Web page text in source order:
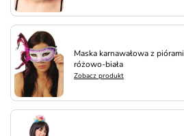
Maska karnawałowa z piórami
różowo-biała
Zobacz produkt